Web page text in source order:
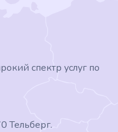
спектр услуг по
Тельберг.